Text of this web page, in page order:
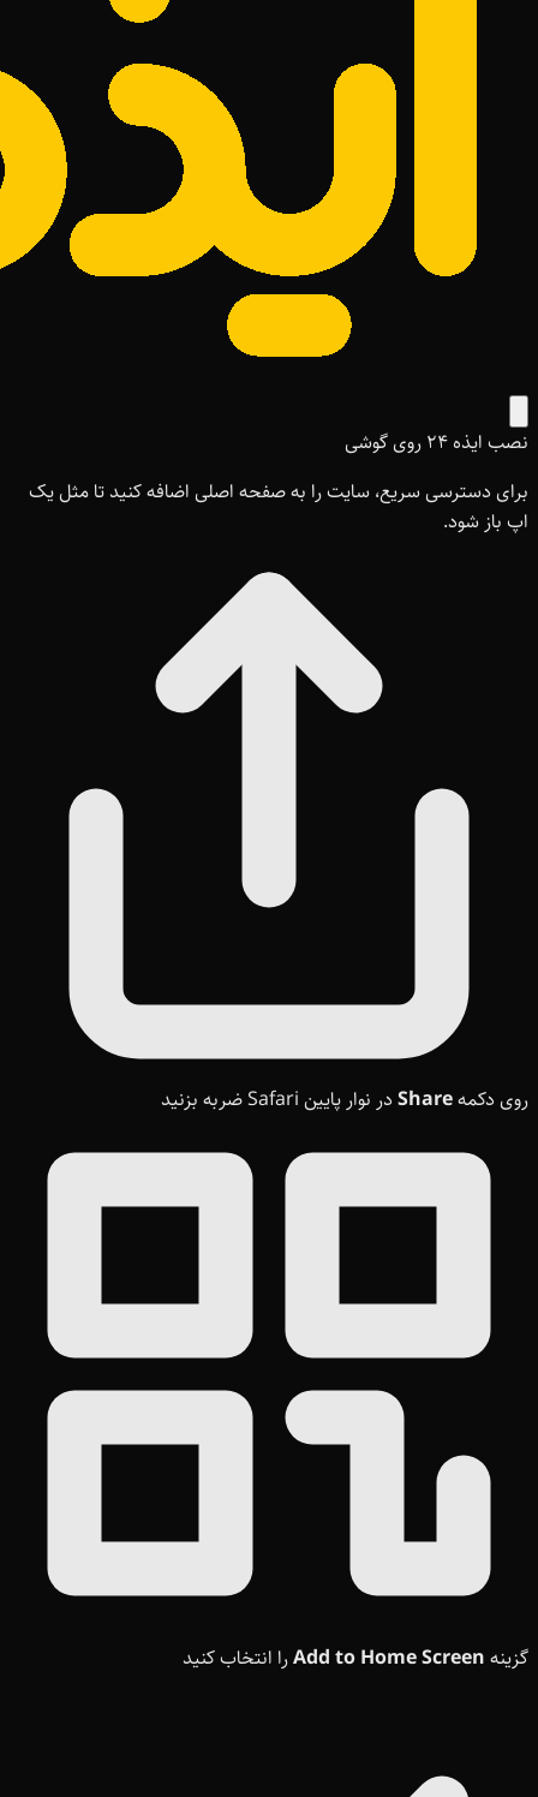
نصب ایذه ۲۴ روی گوشی
برای دسترسی سریع، سایت را به صفحه اصلی اضافه کنید تا مثل یک
اپ باز شود.
روی دکمهShare در نوار پایین Safari ضربه بزنید
گزینه Add to Home Screenرا انتخاب کنید